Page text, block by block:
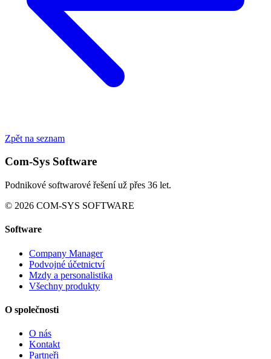
Zpět na seznam
Com-Sys Software
Podnikové softwarové řešení už přes 36 let.
© 2026 COM-SYS SOFTWARE
Software
Company Manager
Podvojné účetnictví
Mzdy a personalistika
Všechny produkty
O společnosti
O nás
Kontakt
Partneři